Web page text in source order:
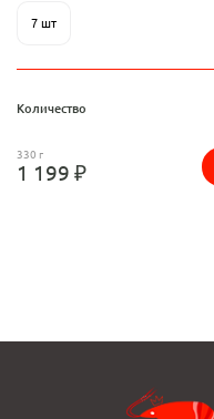
7 шт
Количество
330 г
1 199 ₽